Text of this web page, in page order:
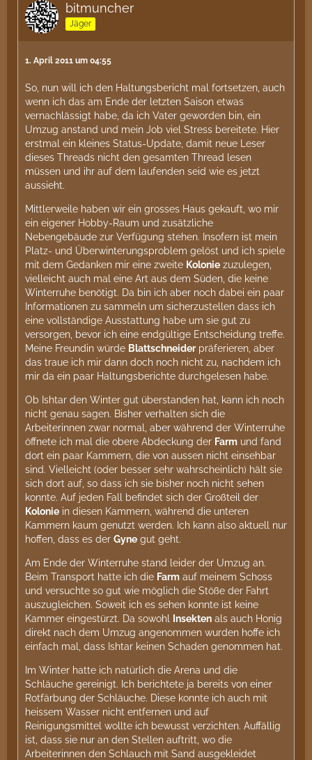
bitmuncher
Jäger
1. April 2011 um 04:55
So, nun will ich den Haltungsbericht mal fortsetzen, auch
wenn ich das am Ende der letzten Saison etwas
vernachlässigt habe, da ich Vater geworden bin, ein
Umzug anstand und mein Job viel Stress bereitete. Hier
erstmal ein kleines Status-Update, damit neue Leser
dieses Threads nicht den gesamten Thread lesen
müssen und ihr auf dem laufenden seid wie es jetzt
aussieht.
Mittlerweile haben wir ein grosses Haus gekauft, wo mir
ein eigener Hobby-Raum und zusätzliche
Nebengebäude zur Verfügung stehen. Insofern ist mein
Platz- und Überwinterungsproblem gelöst und ich spiele
mit dem Gedanken mir eine zweite Kolonie zuzulegen,
vielleicht auch mal eine Art aus dem Süden, die keine
Winterruhe benötigt. Da bin ich aber noch dabei ein paar
Informationen zu sammeln um sicherzustellen dass ich
eine vollständige Ausstattung habe um sie gut zu
versorgen, bevor ich eine endgültige Entscheidung treffe.
Meine Freundin würde Blattschneiderpräferieren, aber
das traue ich mir dann doch noch nicht zu, nachdem ich
mir da ein paar Haltungsberichte durchgelesen habe.
Ob Ishtar den Winter gut überstanden hat, kann ich noch
nicht genau sagen. Bisher verhalten sich die
Arbeiterinnen zwar normal, aber während der Winterruhe
öffnete ich mal die obere Abdeckung der Farm und fand
dort ein paar Kammern, die von aussen nicht einsehbar
sind. Vielleicht (oder besser sehr wahrscheinlich) hält sie
sich dort auf, so dass ich sie bisher noch nicht sehen
konnte. Auf jeden Fall befindet sich der Großteil der
Kolonie in diesen Kammern, während die unteren
Kammern kaum genutzt werden. Ich kann also aktuell nur
hoffen, dass es der Gyne gut geht.
Am Ende der Winterruhe stand leider der Umzug an.
Beim Transport hatte ich die Farm auf meinem Schoss
und versuchte so gut wie möglich die Stöße der Fahrt
auszugleichen. Soweit ich es sehen konnte ist keine
Kammer eingestürzt. Da sowohl
Insekten als auch Honig
direkt nach dem Umzug angenommen wurden hoffe ich
einfach mal, dass Ishtar keinen Schaden genommen hat.
Im Winter hatte ich natürlich die Arena und die
Schläuche gereinigt. Ich berichtete ja bereits von einer
Rotfärbung der Schläuche. Diese konnte ich auch mit
heissem Wasser nicht entfernen und auf
Reinigungsmittel wollte ich bewusst verzichten. Auffällig
ist, dass sie nur an den Stellen auftritt, wo die
Arbeiterinnen den Schlauch mit Sand ausgekleidet